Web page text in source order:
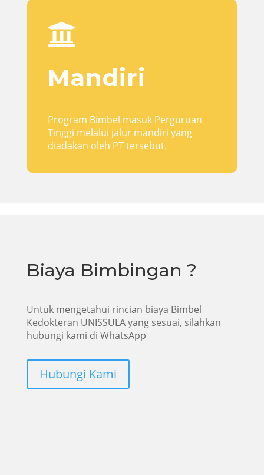

Mandiri
Program Bimbel masuk Perguruan
Tinggi melalui jalur mandiri yang
diadakan oleh PT tersebut.
Biaya Bimbingan ?
Untuk mengetahui rincian biaya Bimbel
Kedokteran UNISSULA yang sesuai, silahkan
hubungi kami di WhatsApp
Hubungi Kami